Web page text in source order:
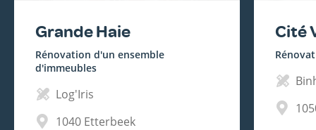
Grande Haie
Rénovation d'un ensemble
d'immeubles
Log'Iris
1040 Etterbeek
Cité